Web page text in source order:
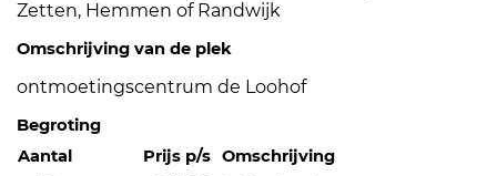
Zetten, Hemmen of Randwijk
Omschrijving van de plek
ontmoetingscentrum de Loohof
Begroting
Aantal
Prijs p/s Omschrijving